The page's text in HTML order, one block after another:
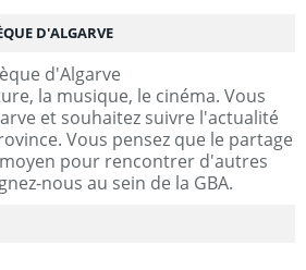
D'ALGARVE
la musique, le cinéma. Vous
et souhaitez suivre l'actualité
Vous pensez que le partage
pour rencontrer d'autres
nous au sein de la GBA.